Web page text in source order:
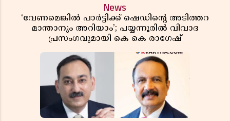
News
‘വേണമെങ്കിൽ പാർട്ടിക്ക് ഷെഡിൻ്റെ അടിത്തറ
മാന്താനും അറിയാം’; പയ്യന്നൂരിൽ വിവാദ
പ്രസംഗവുമായി കെ കെ രാഗേഷ്